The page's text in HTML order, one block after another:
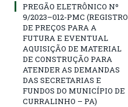
PREGÃO ELETRÔNICO Nº
9/2023–012-PMC (REGISTRO
DE PREÇOS PARA A
FUTURA E EVENTUAL
AQUISIÇÃO DE MATERIAL
DE CONSTRUÇÃO PARA
ATENDER AS DEMANDAS
DAS SECRETARIAS E
FUNDOS DO MUNICÍPIO DE
CURRALINHO – PA)